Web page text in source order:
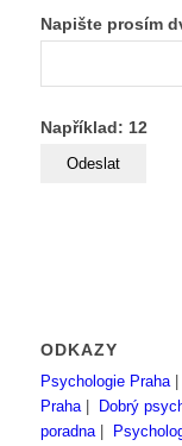
Napište prosím
Například: 12
ODKAZY
Psychologie Praha|
Praha| Dobrý
poradna|